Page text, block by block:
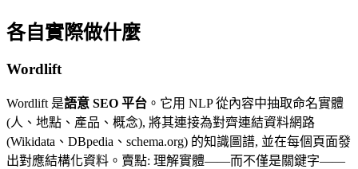
各自實際做什麼
Wordlift
Wordlift 是語意 SEO 平台 。它用 NLP 從內容中抽取命名實體
(人、地點、產品、概念), 將其連接為對齊連結資料網路
(Wikidata、DBpedia、schema.org) 的知識圖譜, 並在每個頁面發
出對應結構化資料。賣點: 理解實體——而不僅是關鍵字——